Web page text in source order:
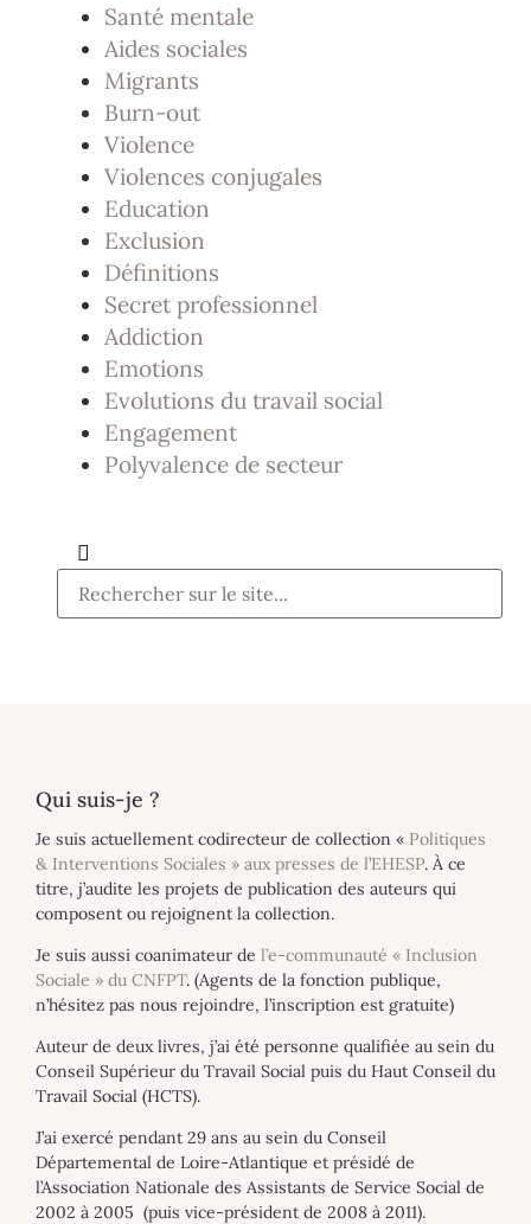
Santé mentale
Aides sociales
Migrants
Burn-out
Violence
Violences conjugales
Education
Exclusion
Définitions
Secret professionnel
Addiction
Emotions
Evolutions du travail social
Engagement
Polyvalence de secteur
Qui suis-je ?
Je suis actuellement codirecteur de collection « Politiques
& Interventions Sociales » aux presses de l’EHESP. À ce
titre, j’audite les projets de publication des auteurs qui
composent ou rejoignent la collection.
Je suis aussi coanimateur de l’e-communauté « Inclusion
Sociale » du CNFPT. (Agents de la fonction publique,
n’hésitez pas nous rejoindre, l’inscription est gratuite)
Auteur de deux livres, j’ai été personne qualifiée au sein du
Conseil Supérieur du Travail Social puis du Haut Conseil du
Travail Social (HCTS).
J’ai exercé pendant 29 ans au sein du Conseil
Départemental de Loire-Atlantique et présidé de
l’Association Nationale des Assistants de Service Social de
2002 à 2005 (puis vice-président de 2008 à 2011).